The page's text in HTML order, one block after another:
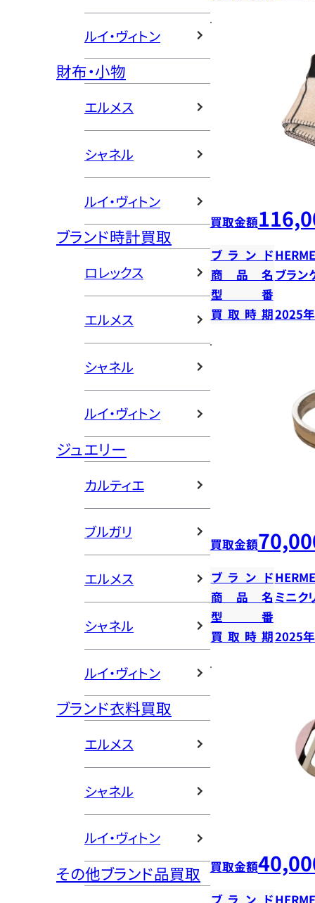
ルイ・ヴィトン
財布・小物
エルメス
シャネル
ルイ・ヴィトン
ブランド時計買取
ロレックス
エルメス
シャネル
ルイ・ヴィトン
ジュエリー
カルティエ
ブルガリ
エルメス
シャネル
ルイ・ヴィトン
ブランド衣料買取
エルメス
シャネル
ルイ・ヴィトン
その他ブランド品買取
買取金額
ブランド
商品名 ブラン
型番
買取時期2025
買取金額
ブランド
商品名 ミニク
型番
買取時期2025
買取金額